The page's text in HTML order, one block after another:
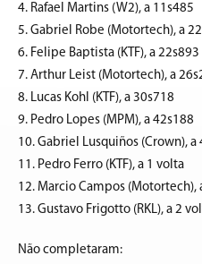
4. Rafael Martins (W2), a 11s485
5. Gabriel Robe (Motortech), a
6. Felipe Baptista (KTF), a 22s893
7. Arthur Leist (Motortech), a
8. Lucas Kohl (KTF), a 30s718
9. Pedro Lopes (MPM), a 42s188
10. Gabriel Lusquiños (Crown), a
11. Pedro Ferro (KTF), a 1 volta
12. Marcio Campos (Motortech),
13. Gustavo Frigotto (RKL), a 2
Não completaram: